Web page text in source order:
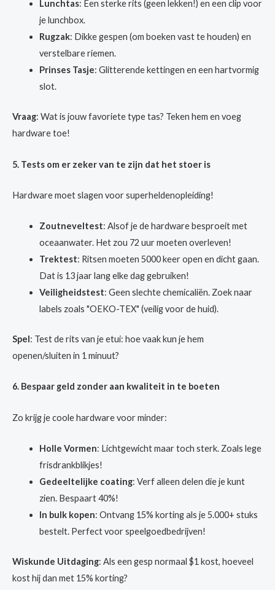
Lunchtas: Een sterke rits (geen lekken!) en een clip voor
je lunchbox.
Rugzak: Dikke gespen (om boeken vast te houden) en
verstelbare riemen.
Prinses Tasje: Glitterende kettingen en een hartvormig
slot.
Vraag: Wat is jouw favoriete type tas? Teken hem en voeg
hardware toe!
5. Tests om er zeker van te zijn dat het stoer is
Hardware moet slagen voor superheldenopleiding!
Zoutneveltest: Alsof je de hardware besproeit met
oceaanwater. Het zou 72 uur moeten overleven!
Trektest: Ritsen moeten 5000 keer open en dicht gaan.
Dat is 13 jaar lang elke dag gebruiken!
Veiligheidstest: Geen slechte chemicaliën. Zoek naar
labels zoals "OEKO-TEX" (veilig voor de huid).
Spel: Test de rits van je etui: hoe vaak kun je hem
openen/sluiten in 1 minuut?
6. Bespaar geld zonder aan kwaliteit in te boeten
Zo krijg je coole hardware voor minder:
Holle Vormen: Lichtgewicht maar toch sterk. Zoals lege
frisdrankblikjes!
Gedeeltelijke coating: Verf alleen delen die je kunt
zien. Bespaart 40%!
In bulk kopen: Ontvang 15% korting als je 5.000+ stuks
bestelt. Perfect voor speelgoedbedrijven!
Wiskunde Uitdaging: Als een gesp normaal $1 kost, hoeveel
kost hij dan met 15% korting?